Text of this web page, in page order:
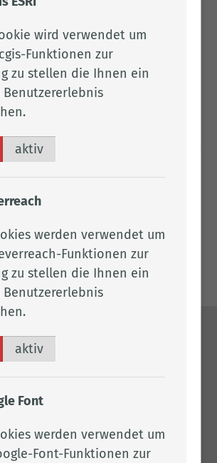
denen zugutekommt, denen wir
In zahlreichen Fällen wird
vorgesehene Erbfolge
nicht gerecht. Hier sind viele
So kann zum Beispiel die
Kindern sehr unterschiedlich
Kinder als Erben da, ist eine
letzten Willens noch wichtiger“,
Geschäftsführerin des
Cloppenburg.
E-Mail unter
oder per Telefon 0441
wird verwendet um
Funktionen zur
zu stellen die Ihnen ein
Benutzererlebnis
aktiv
werden verwendet um
Funktionen zur
zu stellen die Ihnen ein
Benutzererlebnis
aktiv
Font
werden verwendet um
Font-Funktionen zur